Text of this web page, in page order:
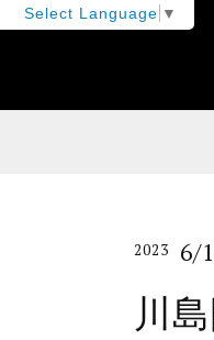
Select Language ▼
2023 6/
川